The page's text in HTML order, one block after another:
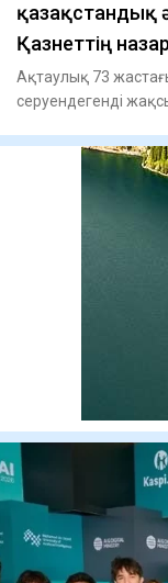
қазақстандық
Қазнеттің
Ақтаулық 73
серуендегенді